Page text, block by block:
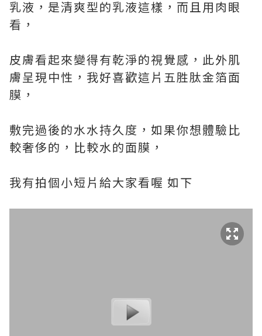
乳液，是清爽型的乳液這樣，而且用肉眼
看，
皮膚看起來變得有乾淨的視覺感，此外肌
膚呈現中性，我好喜歡這片五胜肽金箔面
膜，
敷完過後的水水持久度，如果你想體驗比
較奢侈的，比較水的面膜，
我有拍個小短片給大家看喔 如下